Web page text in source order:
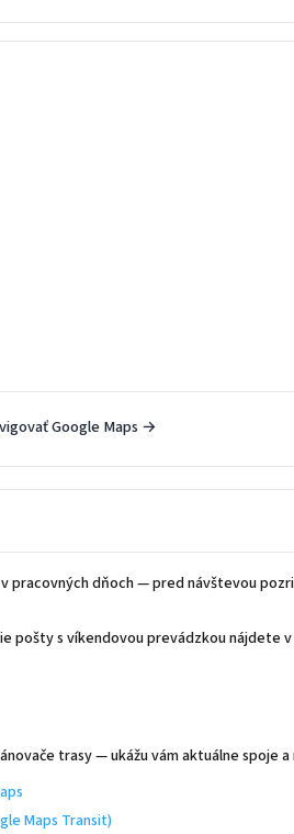
Google Maps →
pracovných dňoch — pred návštevou
pošty s víkendovou prevádzkou nájdete
trasy — ukážu vám aktuálne spoje
Maps Transit)